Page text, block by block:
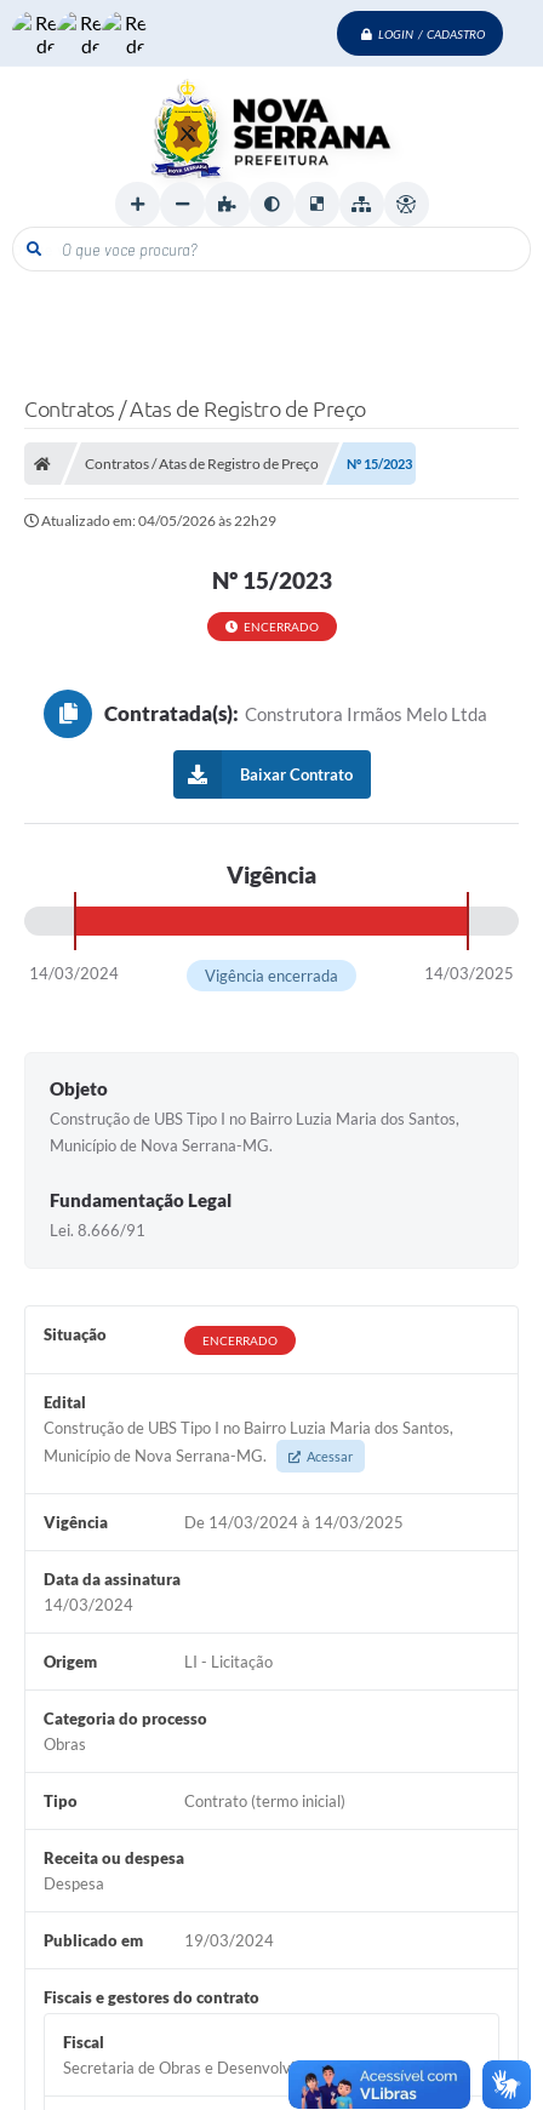
LOGIN / CADASTRO
O que voce procura?
Contratos / Atas de Registro de Preço
Contratos / Atas de Registro de Preço Nº 15/2023
Atualizado em: 04/05/2026 às 22h29
Nº 15/2023
ENCERRADO
Contratada(s): Construtora Irmãos Melo Ltda
Baixar Contrato
Vigência
14/03/2024 14/03/2025
Vigência encerrada
Objeto
Construção de UBS Tipo I no Bairro Luzia Maria dos Santos,
Município de Nova Serrana-MG.
Fundamentação Legal
Lei. 8.666/91
Situação ENCERRADO
Edital
Construção de UBS Tipo I no Bairro Luzia Maria dos Santos,
Município de Nova Serrana-MG.
Acessar
Vigência De 14/03/2024 à 14/03/2025
Data da assinatura
14/03/2024
Origem LI - Licitação
Categoria do processo
Obras
Tipo Contrato (termo inicial)
Receita ou despesa
Despesa
Publicado em 19/03/2024
Fiscais e gestores do contrato
Fiscal
Secretaria de Obras e Desenvolvimento Urbano